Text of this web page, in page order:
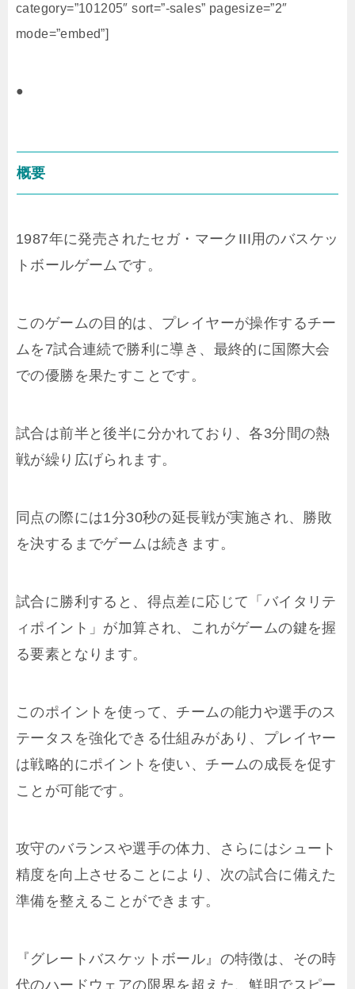
category=”101205″ sort=”-sales” pagesize=”2″
mode=”embed”]
●
概要
1987年に発売されたセガ・マークIII用のバスケッ
トボールゲームです。
このゲームの目的は、プレイヤーが操作するチー
ムを7試合連続で勝利に導き、最終的に国際大会
での優勝を果たすことです。
試合は前半と後半に分かれており、各3分間の熱
戦が繰り広げられます。
同点の際には1分30秒の延長戦が実施され、勝敗
を決するまでゲームは続きます。
試合に勝利すると、得点差に応じて「バイタリテ
ィポイント」が加算され、これがゲームの鍵を握
る要素となります。
このポイントを使って、チームの能力や選手のス
テータスを強化できる仕組みがあり、プレイヤー
は戦略的にポイントを使い、チームの成長を促す
ことが可能です。
攻守のバランスや選手の体力、さらにはシュート
精度を向上させることにより、次の試合に備えた
準備を整えることができます。
『グレートバスケットボール』の特徴は、その時
代のハードウェアの限界を超えた、鮮明でスピー